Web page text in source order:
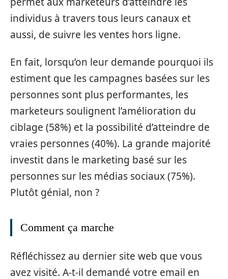
individus à travers tous leurs canaux et
aussi, de suivre les ventes hors ligne.
En fait, lorsqu’on leur demande pourquoi ils
estiment que les campagnes basées sur les
personnes sont plus performantes, les
marketeurs soulignent l’amélioration du
ciblage (58%) et la possibilité d’atteindre de
vraies personnes (40%). La grande majorité
investit dans le marketing basé sur les
personnes sur les médias sociaux (75%).
Plutôt génial, non ?
Comment ça marche
Réfléchissez au dernier site web que vous
avez visité. A-t-il demandé votre email en